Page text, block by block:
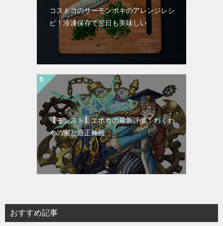
コストコのサーモンポキのアレンジレシ
ピ！冷凍保存で翌日も美味しい
【モンスト】エポカの最新評価！わくわ
くの実と適正神殿
おすすめ記事